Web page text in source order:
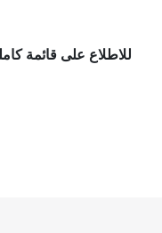
للاطلاع على قائمة